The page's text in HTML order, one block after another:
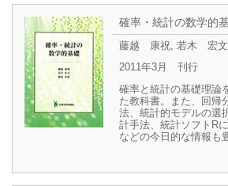
確率・統計の数学的
藤越 康祝, 若木 宏
2011年3月 刊行
確率と統計の基礎理論
た教科書。また、回帰
法、統計的モデルの選
計手法、統計ソフトR
などの今日的な情報も